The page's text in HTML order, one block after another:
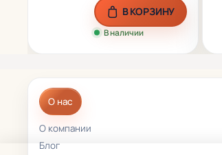
В наличии
В КОРЗИНУ
О нас
О компании
Блог